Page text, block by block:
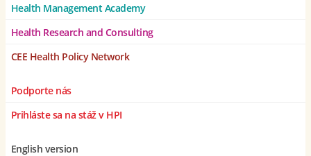
Health Management Academy
Health Research and Consulting
CEE Health Policy Network
Podporte nás
Prihláste sa na stáž v HPI
English version